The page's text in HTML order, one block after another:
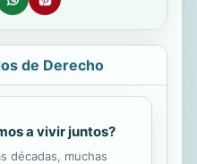
de Derecho
a vivir juntos?
décadas, muchas